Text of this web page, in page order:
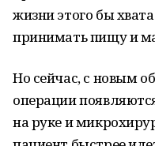
жизни этого бы
принимать пищу и
Но сейчас, с новым
операции
на руке и